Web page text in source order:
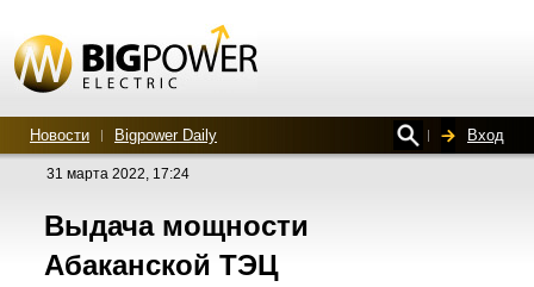
Новости Bigpower Daily Вход
31 марта 2022, 17:24
Выдача мощности
Абаканской ТЭЦ